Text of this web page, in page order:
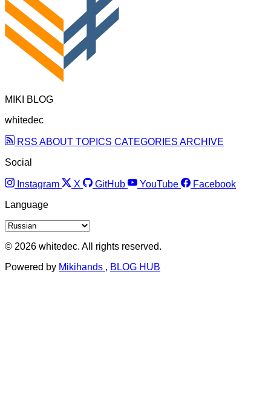
MIKI BLOG
whitedec
RSS ABOUT TOPICS CATEGORIES ARCHIVE
Social
Instagram X GitHub YouTube
Facebook
Language
© 2026 whitedec. All rights reserved.
Powered by Mikihands , BLOG HUB